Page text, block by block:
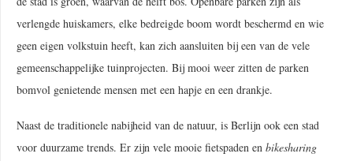
verlengde huiskamers, elke bedreigde boom wordt beschermd en wie
geen eigen volkstuin heeft, kan zich aansluiten bij een van de vele
gemeenschappelijke tuinprojecten. Bij mooi weer zitten de parken
bomvol genietende mensen met een hapje en een drankje.
Naast de traditionele nabijheid van de natuur, is Berlijn ook een stad
voor duurzame trends. Er zijn vele mooie fietspaden en bikesharing